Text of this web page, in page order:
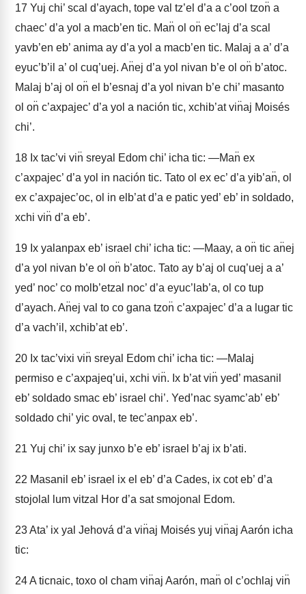
17 Yuj chi’ scal d’ayach, tope val tz’el d’a a c’ool tzon̈ a
chaec’ d’a yol a macb’en tic. Man̈ ol on̈ ec’laj d’a scal
yavb’en eb’ anima ay d’a yol a macb’en tic. Malaj a a’ d’a
eyuc’b’il a’ ol cuq’uej. An̈ej d’a yol nivan b’e ol on̈ b’atoc.
Malaj b’aj ol on̈ el b’esnaj d’a yol nivan b’e chi’ masanto
ol on̈ c’axpajec’ d’a yol a nación tic, xchib’at vin̈aj Moisés
chi’.
18 Ix tac’vi vin̈ sreyal Edom chi’ icha tic: —Man̈ ex
c’axpajec’ d’a yol in nación tic. Tato ol ex ec’ d’a yib’an̈, ol
ex c’axpajec’oc, ol in elb’at d’a e patic yed’ eb’ in soldado,
xchi vin̈ d’a eb’.
19 Ix yalanpax eb’ israel chi’ icha tic: —Maay, a on̈ tic an̈ej
d’a yol nivan b’e ol on̈ b’atoc. Tato ay b’aj ol cuq’uej a a’
yed’ noc’ co molb’etzal noc’ d’a eyuc’lab’a, ol co tup
d’ayach. An̈ej val to co gana tzon̈ c’axpajec’ d’a a lugar tic
d’a vach’il, xchib’at eb’.
20 Ix tac’vixi vin̈ sreyal Edom chi’ icha tic: —Malaj
permiso e c’axpajeq’ui, xchi vin̈. Ix b’at vin̈ yed’ masanil
eb’ soldado smac eb’ israel chi’. Yed’nac syamc’ab’ eb’
soldado chi’ yic oval, te tec’anpax eb’.
21 Yuj chi’ ix say junxo b’e eb’ israel b’aj ix b’ati.
22 Masanil eb’ israel ix el eb’ d’a Cades, ix cot eb’ d’a
stojolal lum vitzal Hor d’a sat smojonal Edom.
23Ata’ ix yal Jehová d’a vin̈aj Moisés yuj vin̈aj Aarón icha
tic:
24A ticnaic, toxo ol cham vin̈aj Aarón, man̈ ol c’ochlaj vin̈